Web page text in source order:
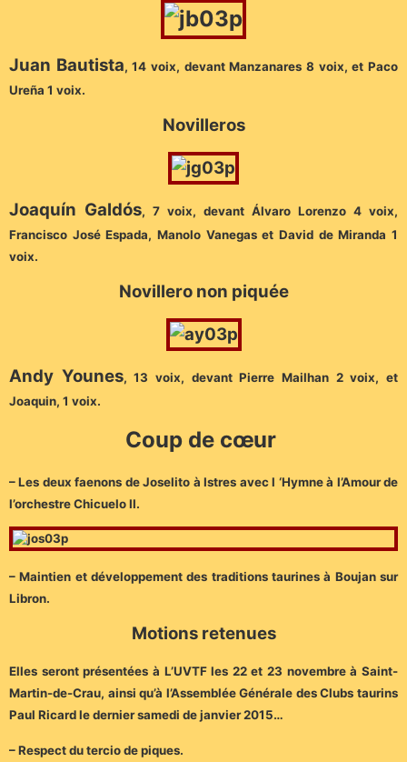
Juan Bautista, 14 voix, devant Manzanares 8 voix, et Paco
Ureña 1 voix.
Novilleros
Joaquín Galdós, 7 voix, devant Álvaro Lorenzo 4 voix,
Francisco José Espada, Manolo Vanegas et David de Miranda 1
voix.
Novillero non piquée
Andy Younes, 13 voix, devant Pierre Mailhan 2 voix, et
Joaquin, 1 voix.
Coup de cœur
– Les deux faenons de Joselito à Istres avec l ‘Hymne à l’Amour de
l’orchestre Chicuelo II.
– Maintien et développement des traditions taurines à Boujan sur
Libron.
Motions retenues
Elles seront présentées à L’UVTF les 22 et 23 novembre à Saint-
Martin-de-Crau, ainsi qu’à l’Assemblée Générale des Clubs taurins
Paul Ricard le dernier samedi de janvier 2015…
– Respect du tercio de piques.